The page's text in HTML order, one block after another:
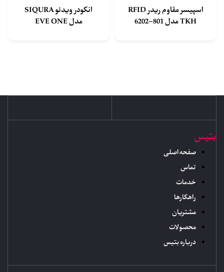
اسپیسر مقاوم ریدر RFID
TKH مدل 801-6202
انکودر ویدئو SIQURA
مدل EVE ONE
بتیس
صفحه اصلی
تماس
خدمات
راهکارها
مشتریان
محصولات
درباره بتیس